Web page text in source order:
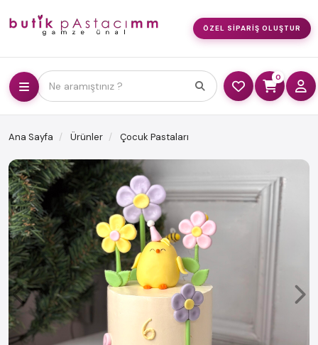
ÖZEL SIPARIŞ OLUŞTUR
Ne aramıştınız ?
0
Ana Sayfa Ürünler Çocuk Pastaları